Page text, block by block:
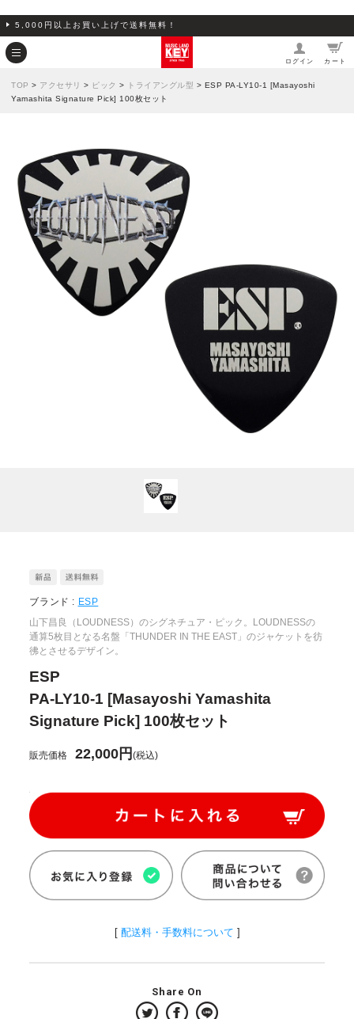
5,000円以上お買い上げで送料無料！
ログイン カート
TOP > アクセサリ > ピック > トライアングル型 > ESP PA-LY10-1 [Masayoshi
Yamashita Signature Pick] 100枚セット
ブランド : ESP
山下昌良（LOUDNESS）のシグネチュア・ピック。LOUDNESSの
通算5枚目となる名盤「THUNDER IN THE EAST」のジャケットを彷
彿とさせるデザイン。
ESP
PA-LY10-1 [Masayoshi Yamashita
Signature Pick] 100枚セット
販売価格 22,000円(税込)
[ 配送料・手数料について ]
Share On